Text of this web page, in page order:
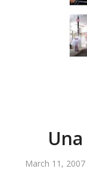
March 11, 2007